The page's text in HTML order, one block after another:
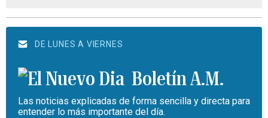
DE LUNES A VIERNES
Boletín A.M.
Las noticias explicadas de forma sencilla y directa para
entender lo más importante del día.